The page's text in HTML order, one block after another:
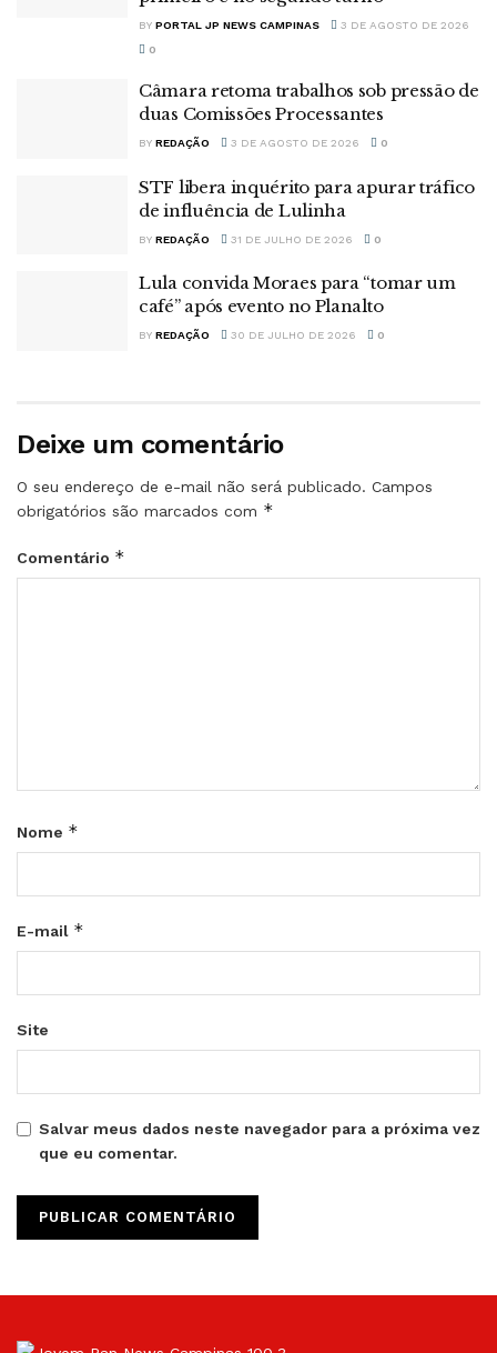
BY PORTAL JP NEWS CAMPINAS
3 DE AGOSTO DE 2026
0
Câmara retoma trabalhos sob pressão de
duas Comissões Processantes
BY REDAÇÃO 3 DE AGOSTO DE 2026 0
STF libera inquérito para apurar tráfico
de influência de Lulinha
BY REDAÇÃO 31 DE JULHO DE 2026 0
Lula convida Moraes para “tomar um
café” após evento no Planalto
BY REDAÇÃO 30 DE JULHO DE 2026 0
Deixe um comentário
O seu endereço de e-mail não será publicado. Campos
obrigatórios são marcados com *
Comentário *
Nome *
E-mail *
Site
Salvar meus dados neste navegador para a próxima vez
que eu comentar.